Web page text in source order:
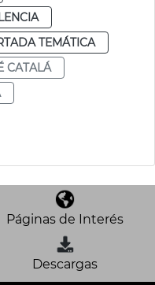
TEMÁTICA
CATALÁ
Páginas de Interés
Descargas